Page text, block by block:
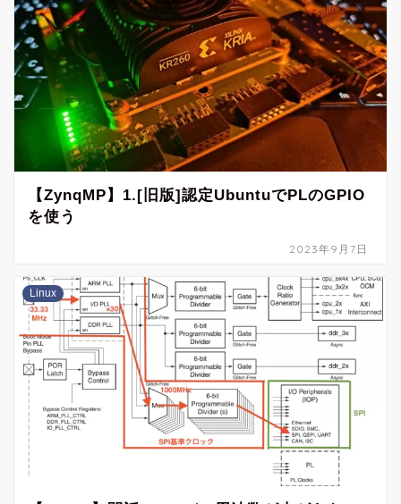
【ZynqMP】1.[旧版]認定UbuntuでPLのGPIO
を使う
2023年9月7日
Linux